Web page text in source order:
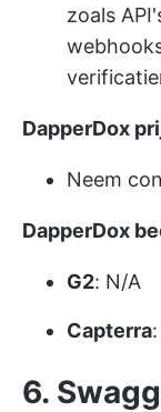
zoals
DapperDox
Neem
DapperDox
G2: N/A
Capterra
6.